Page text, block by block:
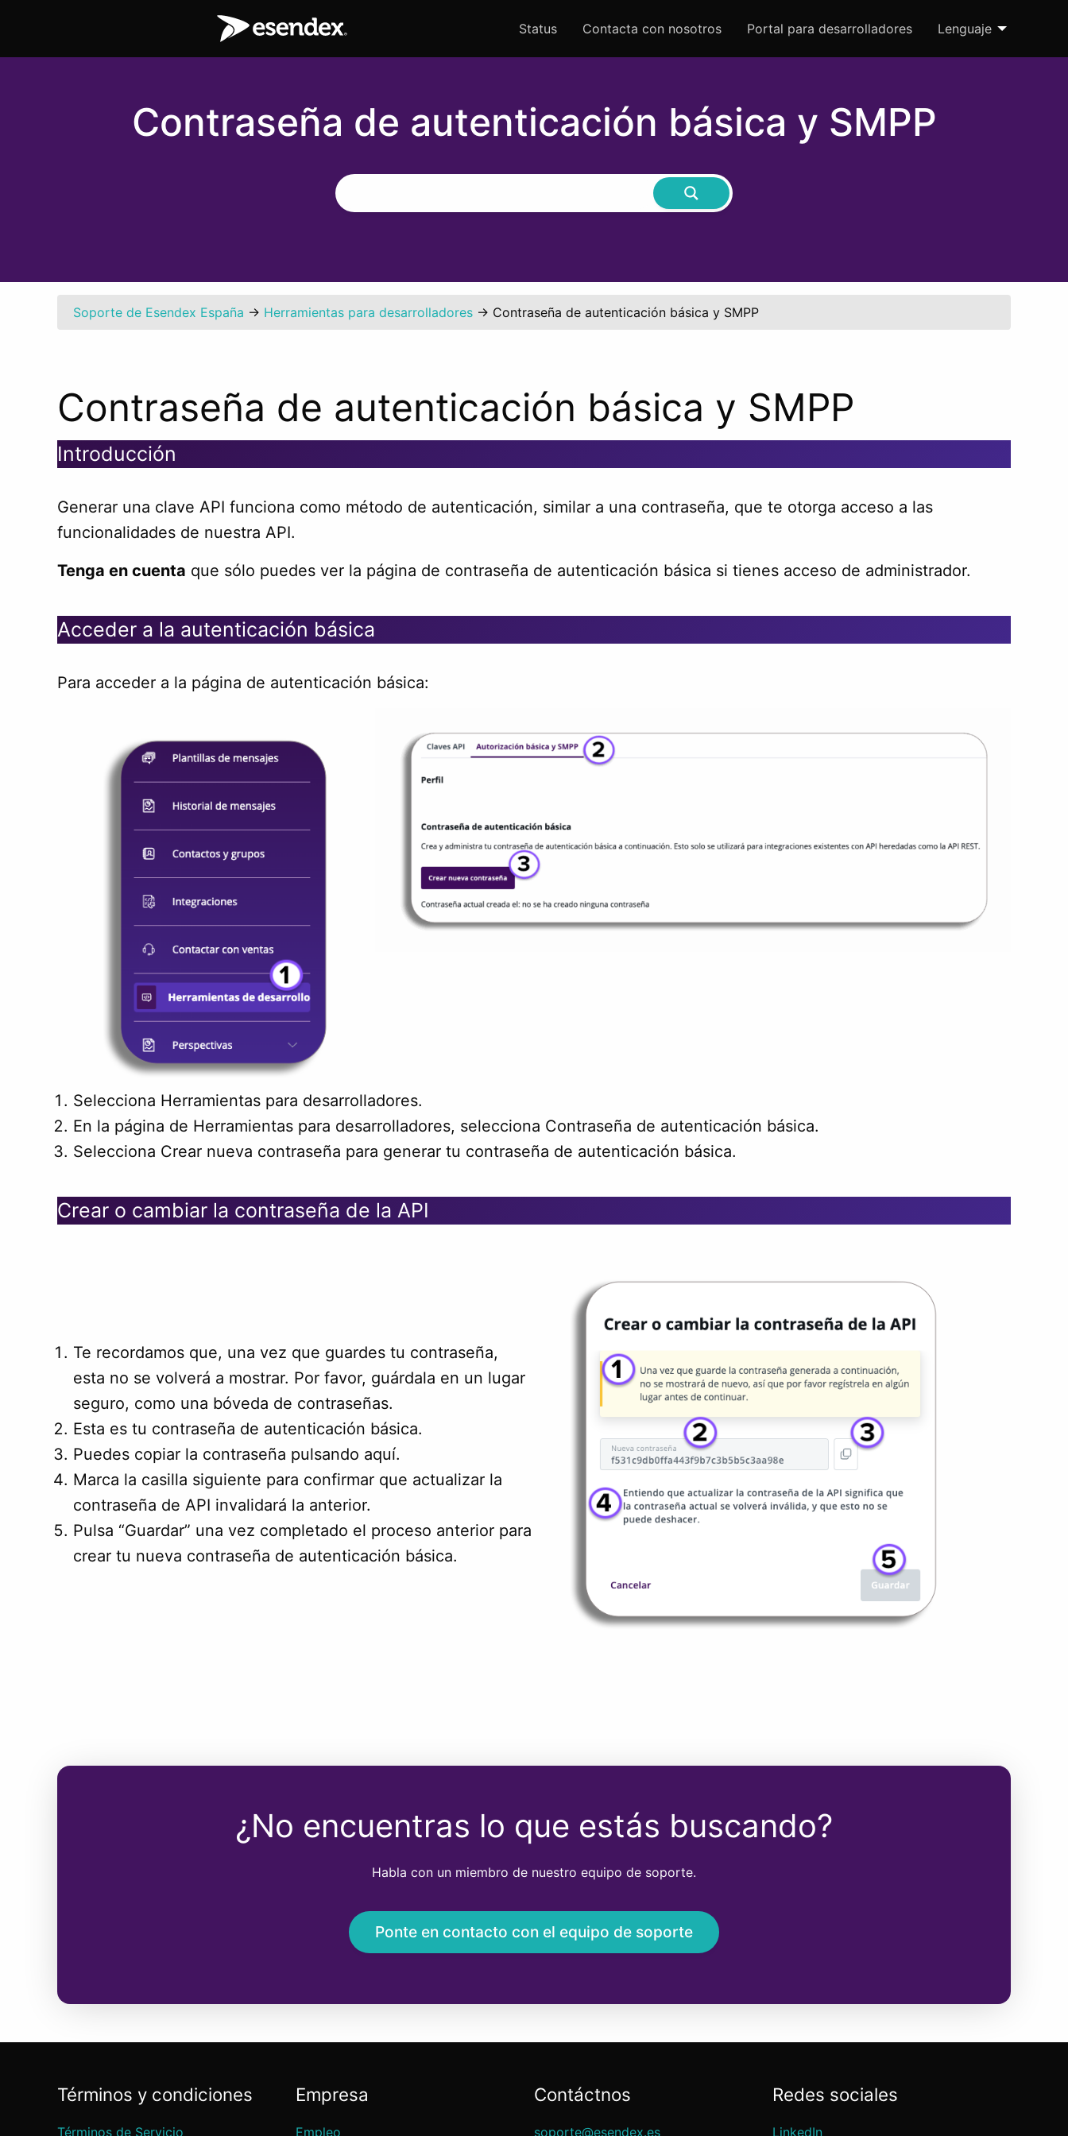
Status Contacta con nosotros Portal para desarrolladores Lenguaje
Contraseña de autenticación básica y SMPP
Soporte de Esendex España → Herramientas para desarrolladores → Contraseña de autenticación básica y SMPP
Contraseña de autenticación básica y SMPP
Introducción
Generar una clave API funciona como método de autenticación, similar a una contraseña, que te otorga acceso a las
funcionalidades de nuestra API.
Tenga en cuenta que sólo puedes ver la página de contraseña de autenticación básica si tienes acceso de administrador.
Acceder a la autenticación básica
Para acceder a la página de autenticación básica:
Selecciona Herramientas para desarrolladores.
En la página de Herramientas para desarrolladores, selecciona Contraseña de autenticación básica.
Selecciona Crear nueva contraseña para generar tu contraseña de autenticación básica.
Crear o cambiar la contraseña de la API
Te recordamos que, una vez que guardes tu contraseña,
esta no se volverá a mostrar. Por favor, guárdala en un lugar
seguro, como una bóveda de contraseñas.
Esta es tu contraseña de autenticación básica.
Puedes copiar la contraseña pulsando aquí.
Marca la casilla siguiente para confirmar que actualizar la
contraseña de API invalidará la anterior.
Pulsa “Guardar” una vez completado el proceso anterior para
crear tu nueva contraseña de autenticación básica.
¿No encuentras lo que estás buscando?
Habla con un miembro de nuestro equipo de soporte.
Ponte en contacto con el equipo de soporte
Términos y condiciones
Términos de Servicio
Empresa
Empleo
Contáctnos
soporte@esendex.es
Redes sociales
LinkedIn